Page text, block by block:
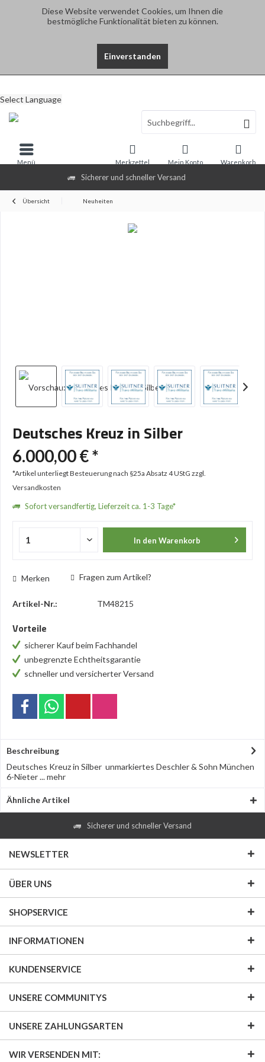
Diese Website verwendet Cookies, um Ihnen die
bestmögliche Funktionalität bieten zu können.
Einverstanden
Sicherer und schneller Versand
Select Language
Warenkorb
Merkzettel Mein Konto
Menü
Übersicht Neuheiten
Deutsches Kreuz in Silber
6.000,00 € *
*Artikel unterliegt Besteuerung nach §25a Absatz 4 UStG zzgl.
Versandkosten
Sofort versandfertig, Lieferzeit ca. 1-3 Tage*
In den Warenkorb
Merken Fragen zum Artikel?
Artikel-Nr.: TM48215
Vorteile
sicherer Kauf beim Fachhandel
unbegrenzte Echtheitsgarantie
schneller und versicherter Versand
Beschreibung
Deutsches Kreuz in Silber unmarkiertes Deschler & Sohn München
6-Nieter ...mehr
Ähnliche Artikel
Sicherer und schneller Versand
NEWSLETTER
ÜBER UNS
SHOPSERVICE
INFORMATIONEN
KUNDENSERVICE
UNSERE COMMUNITYS
UNSERE ZAHLUNGSARTEN
WIR VERSENDEN MIT: